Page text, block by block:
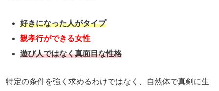
好きになった人がタイプ
親孝行ができる女性
遊び人ではなく真面目な性格
特定の条件を強く求めるわけではなく、自然体で真剣に生